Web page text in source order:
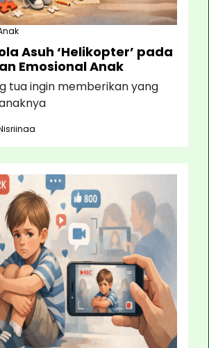
Asuh ‘Helikopter’ pada
Emosional Anak
tua ingin memberikan yang